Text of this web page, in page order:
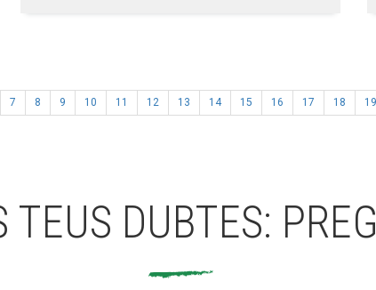
7 8 9 10 11 12 13 14 15 16 17 18 19
TEUS DUBTES: